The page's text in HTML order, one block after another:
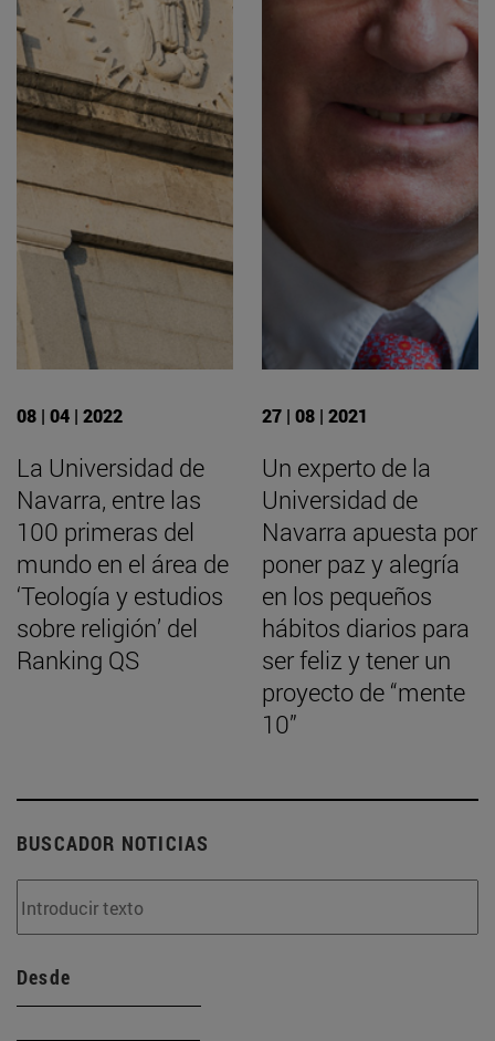
08 | 04 | 2022
La Universidad de
Navarra, entre las
100 primeras del
mundo en el área de
‘Teología y estudios
sobre religión’ del
Ranking QS
27 | 08 | 2021
Un experto de la
Universidad de
Navarra apuesta por
poner paz y alegría
en los pequeños
hábitos diarios para
ser feliz y tener un
proyecto de “mente
10”
BUSCADOR NOTICIAS
Desde